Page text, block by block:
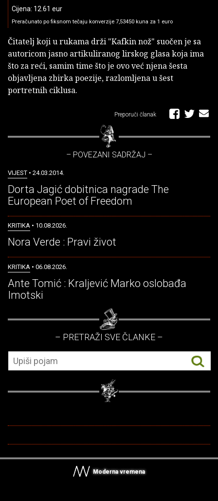
Cijena: 12.61 eur
Preračunato po fiksnom tečaju konverzije 7,53450 kuna za 1 euro
Čitatelj koji u rukama drži "Kafkin nož" suočen je sa
autoricom jasno artikuliranog lirskog glasa koja ima
što za reći, samim time što je ovo već njena šesta
objavljena zbirka poezije, razlomljena u šest
portretnih ciklusa.
Preporuči članak
– POVEZANI SADRŽAJ –
VIJEST • 24.03.2014.
Dorta Jagić dobitnica nagrade The
European Poet of Freedom
KRITIKA • 10.08.2026.
Nora Verde : Pravi život
KRITIKA • 06.08.2026.
Ante Tomić : Kraljević Marko oslobađa
Imotski
– PRETRAŽI SVE ČLANKE –
Moderna vremena